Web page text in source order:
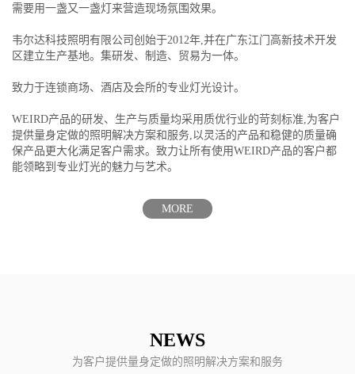
需要用一盏又一盏灯来营造现场氛围效果。
韦尔达科技照明有限公司创始于2012年,并在广东江门高新技术开发
区建立生产基地。集研发、制造、贸易为一体。
致力于连锁商场、酒店及会所的专业灯光设计。
WEIRD产品的研发、生产与质量均采用质优行业的苛刻标准,为客户
提供量身定做的照明解决方案和服务,以灵活的产品和稳健的质量确
保产品更大化满足客户需求。致力让所有使用WEIRD产品的客户都
能领略到专业灯光的魅力与艺术。
MORE
NEWS
为客户提供量身定做的照明解决方案和服务